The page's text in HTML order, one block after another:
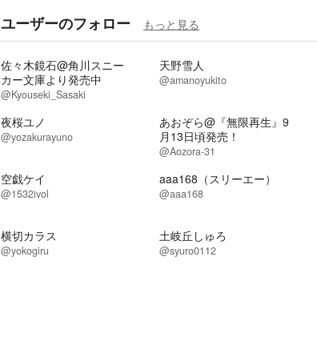
ユーザーのフォロー もっと見る
佐々木鏡石@角川スニー
カー文庫より発売中
@Kyouseki_Sasaki
天野雪人
@amanoyukito
夜桜ユノ
@yozakurayuno
あおぞら@『無限再生』9
月13日頃発売！
@Aozora-31
空戯ケイ
@1532ivol
aaa168（スリーエー）
@aaa168
横切カラス
@yokogiru
土岐丘しゅろ
@syuro0112